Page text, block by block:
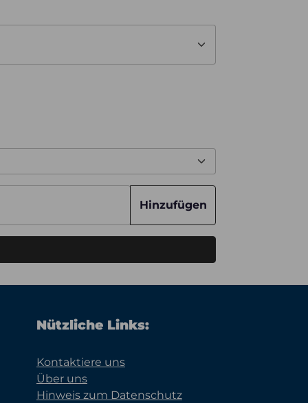
Hinzufügen
Nützliche Links:
Kontaktiere uns
Über uns
Hinweis zum Datenschutz